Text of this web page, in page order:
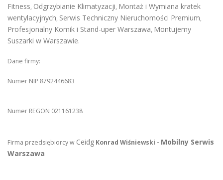
Fitness, Odgrzybianie Klimatyzacji, Montaż i Wymiana kratek
wentylacyjnych, Serwis Techniczny Nieruchomości Premium,
Profesjonalny Komik i Stand-uper Warszawa, Montujemy
Suszarki w Warszawie.
Dane firmy:
Numer NIP 8792446683
Numer REGON 021161238
Firma przedsiębiorcy w Ceidg Konrad Wiśniewski - Mobilny Serwis
Warszawa